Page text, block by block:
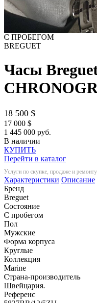
С ПРОБЕГОМ
BREGUET
Часы
18 500$
17 000 $
1 445 000 руб.
В наличии
КУПИТЬ
Перейти в каталог
Услуги по скупке, продаже и
Характеристики Описание
Бренд
Breguet
Состояние
С пробегом
Пол
Мужские
Форма корпуса
Круглые
Коллекция
Marine
Страна-производитель
Швейцария.
Референс